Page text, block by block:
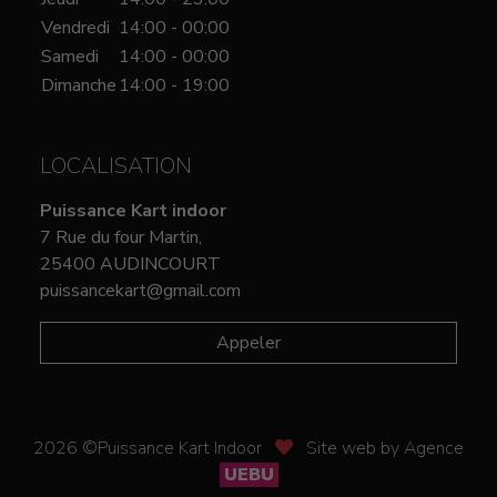
Vendredi 14:00 - 00:00
Samedi
14:00 - 00:00
Dimanche 14:00 - 19:00
LOCALISATION
Puissance Kart indoor
7 Rue du four Martin,
25400 AUDINCOURT
puissancekart@gmail.com
Appeler
2026 ©Puissance Kart Indoor
Site web by Agence
UEBU